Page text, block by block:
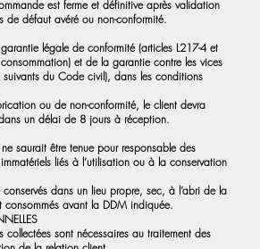
est ferme et définitive après validation
de défaut avéré ou non-conformité.
légale de conformité (articles L217-4 et
et de la garantie contre les vices
du Code civil), dans les conditions
ou de non-conformité, le client devra
un délai de 8 jours à réception.
ne saurait être tenue pour responsable des
liés à l’utilisation ou à la conservation
conservés dans un lieu propre, sec, à l’abri de la
consommés avant la DDM indiquée.
collectées sont nécessaires au traitement des